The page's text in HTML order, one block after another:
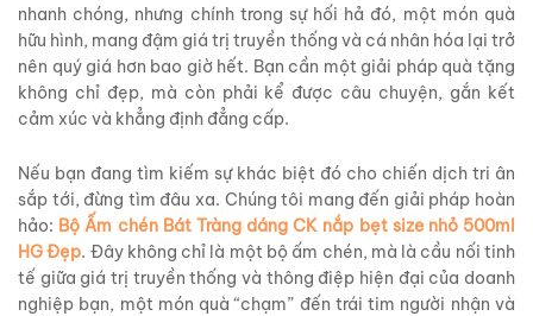
nhanh chóng, nhưng chính trong sự hối hả đó, một món quà
hữu hình, mang đậm giá trị truyền thống và cá nhân hóa lại trở
nên quý giá hơn bao giờ hết. Bạn cần một giải pháp quà tặng
không chỉ đẹp, mà còn phải kể được câu chuyện, gắn kết
cảm xúc và khẳng định đẳng cấp.
Nếu bạn đang tìm kiếm sự khác biệt đó cho chiến dịch tri ân
sắp tới, đừng tìm đâu xa. Chúng tôi mang đến giải pháp hoàn
hảo: Bộ Ấm chén Bát Tràng dáng CK nắp bẹt size nhỏ 500ml
HG Đẹp. Đây không chỉ là một bộ ấm chén, mà là cầu nối tinh
tế giữa giá trị truyền thống và thông điệp hiện đại của doanh
nghiệp bạn, một món quà “chạm” đến trái tim người nhận và